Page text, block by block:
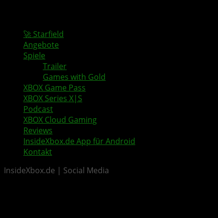
🚀 Starfield
Angebote
Spiele
Trailer
Games with Gold
XBOX Game Pass
XBOX Series X|S
Podcast
XBOX Cloud Gaming
Reviews
InsideXbox.de App für Android
Kontakt
InsideXbox.de | Social Media